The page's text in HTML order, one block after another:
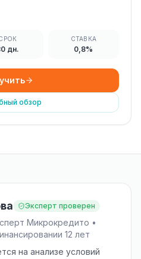
дн.
СТАВКА
0,8%
обзор
Эксперт проверен
Микрокредито •
12 лет
на анализе условий